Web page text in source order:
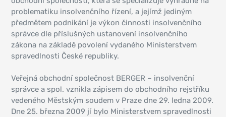
problematiku insolvenčního řízení, a jejímž jediným
předmětem podnikání je výkon činnosti insolvenčního
správce dle příslušných ustanovení insolvenčního
zákona na základě povolení vydaného Ministerstvem
spravedlnosti České republiky.
Veřejná obchodní společnost BERGER – insolvenční
správce a spol. vznikla zápisem do obchodního rejstříku
vedeného Městským soudem v Praze dne 29. ledna 2009.
Dne 25. března 2009 jí bylo Ministerstvem spravedlnosti